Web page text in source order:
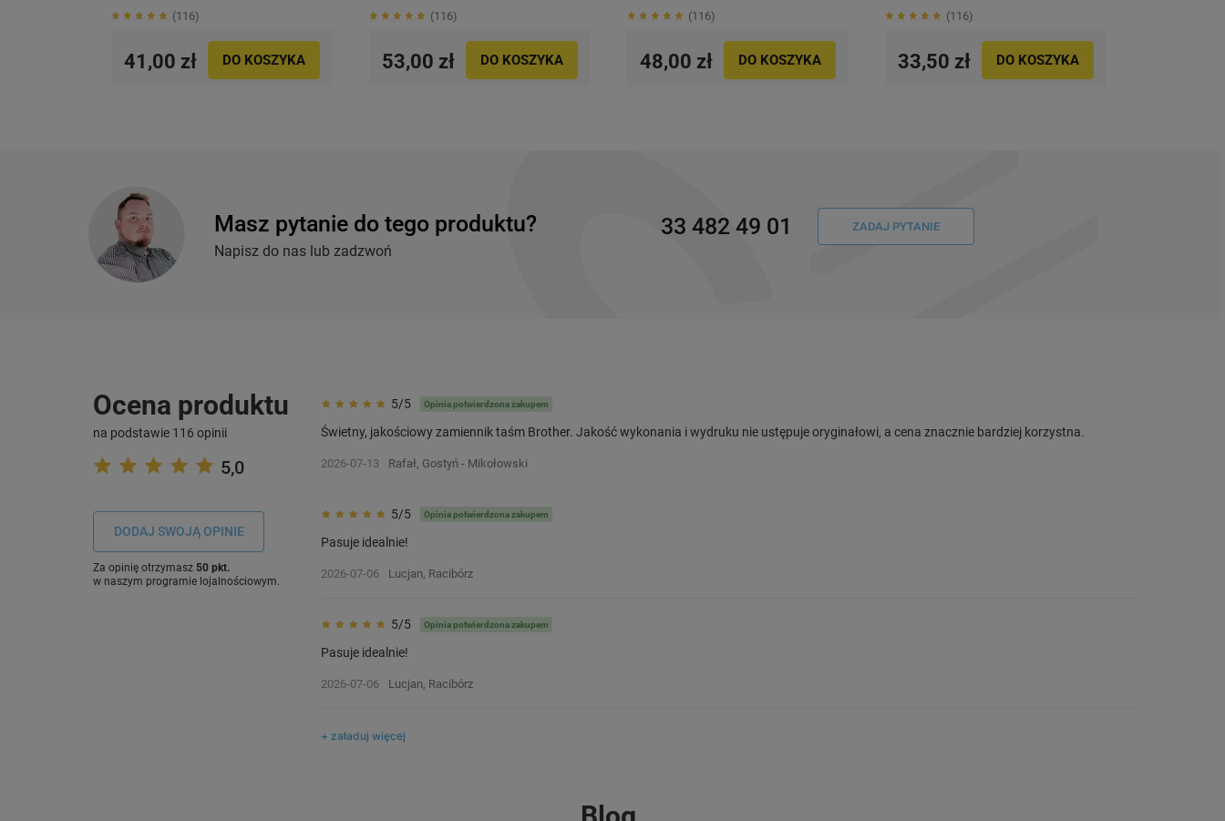
116
41,00 zł DO KOSZYKA
116
53,00 zł DO KOSZYKA
116
48,00 zł DO KOSZYKA
116
33,50 zł DO KOSZYKA
Masz pytanie do tego produktu?
Napisz do nas lub zadzwoń
33 482 49 01 ZADAJ PYTANIE
Ocena produktu
na podstawie 116 opinii
5,0
DODAJ SWOJĄ OPINIE
Za opinię otrzymasz 50 pkt.
w naszym programie lojalnościowym.
5/5 Opinia potwierdzona zakupem
Świetny, jakościowy zamiennik taśm Brother. Jakość wykonania i wydruku nie ustępuje oryginałowi, a cena znacznie bardziej korzystna.
2026-07-13 Rafał, Gostyń - Mikołowski
5/5 Opinia potwierdzona zakupem
Pasuje idealnie!
2026-07-06 Lucjan, Racibórz
5/5 Opinia potwierdzona zakupem
Pasuje idealnie!
2026-07-06 Lucjan, Racibórz
+ załaduj więcej